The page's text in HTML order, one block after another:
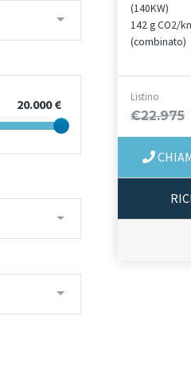
20.000 €
(140KW)
142 g CO2/
(combinato)
Listino
€22.975